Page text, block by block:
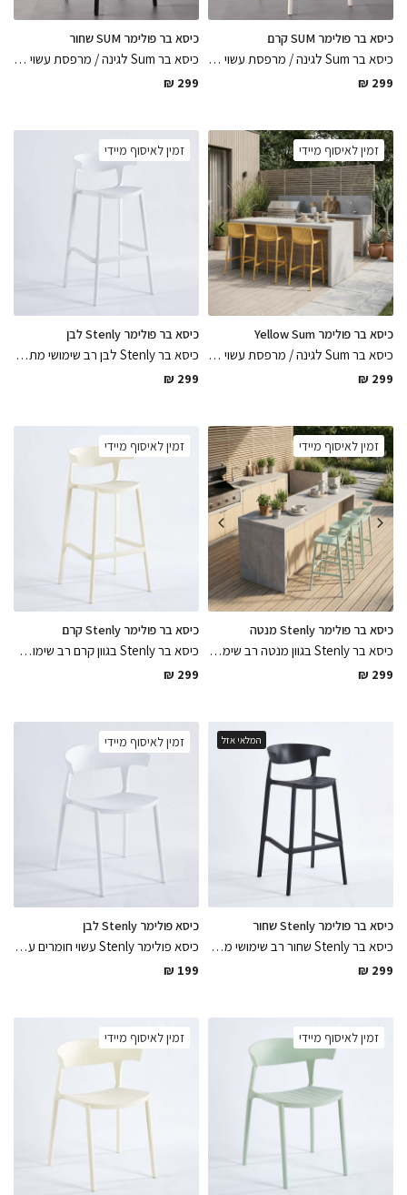
כיסא בר פולימר SUM קרם
כיסא בר Sum לגינה / מרפסת עשוי פולימר בגוון קרם בהיר חמים רב שימושי מיועד לפנים וחוץ ועמיד במיוחד, כיסא שישדרג את החלל בקו נקי ומדויק
₪ 299
כיסא בר פולימר SUM שחור
כיסא בר Sum לגינה / מרפסת עשוי פולימר בגוון שחור מט רב שימושי מיועד לפנים וחוץ ועמיד במיוחד, בקו נקי לשדרוג פינת הישיבה
₪ 299
זמין לאיסוף מיידי
כיסא בר פולימר Yellow Sum
כיסא בר Sum לגינה / מרפסת עשוי פולימר בגוון צהבהב חמים, רב שימושי מיועד לפנים וחוץ ועמיד במיוחד
₪ 299
זמין לאיסוף מיידי
כיסא בר פולימר Stenly לבן
כיסא בר Stenly לבן רב שימושי מתאים לפנים וחוץ עשוי פולימר בגימור מושלם נח לישיבה קל ופרקטי לניקיון, שדרוג פינת הישיבה בקו נקי
₪ 299
זמין לאיסוף מיידי
כיסא בר פולימר Stenly מנטה
כיסא בר Stenly בגוון מנטה רב שימושי מתאים לפנים וחוץ עשוי פולימר בגימור מושלם נח לישיבה קל ופרקטי לניקיון, כיסא מרענן לבר הישיבה
₪ 299
זמין לאיסוף מיידי
כיסא בר פולימר Stenly קרם
כיסא בר Stenly בגוון קרם רב שימושי מתאים לפנים וחוץ עשוי פולימר בגימור מושלם נח לישיבה קל ופרקטי לניקיון
₪ 299
המלאי אזל
כיסא בר פולימר Stenly שחור
כיסא בר Stenly שחור רב שימושי מתאים לפנים וחוץ עשוי פולימר בגימור מושלם נח לישיבה ממושכת, קל ופרקטי לניקיון
₪ 299
זמין לאיסוף מיידי
כיסא פולימר Stenly לבן
כיסא פולימר Stenly עשוי חומרים עמידים לתנאי חוץ, כיסא רב שימושי לפנים ולחוץ בגוון לבן נח לישיבה ממושכת, כיסא מרענן לפינת הישיבה
₪ 199
זמין לאיסוף מיידי זמין לאיסוף מיידי